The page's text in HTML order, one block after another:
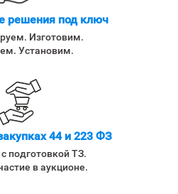
решения под ключ
Изготовим.
Установим.
44 и 223 ФЗ
подготовкой ТЗ.
в аукционе.